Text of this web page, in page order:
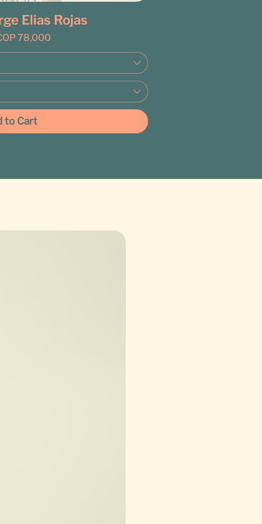
Elias Rojas
78,000
to Cart